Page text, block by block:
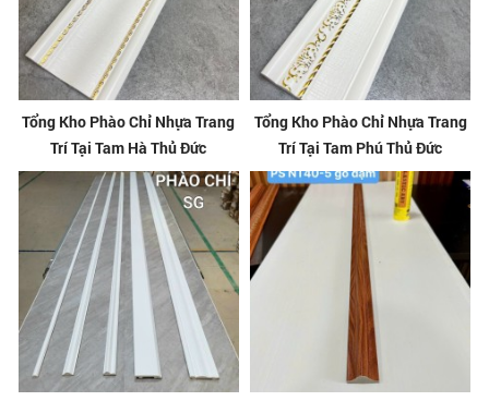
Tổng Kho Phào Chỉ Nhựa Trang
Trí Tại Tam Hà Thủ Đức
Tổng Kho Phào Chỉ Nhựa Trang
Trí Tại Tam Phú Thủ Đức